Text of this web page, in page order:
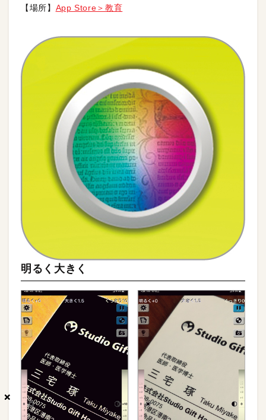
×
×
×
【場所】 App Store＞教育
明るく大きく